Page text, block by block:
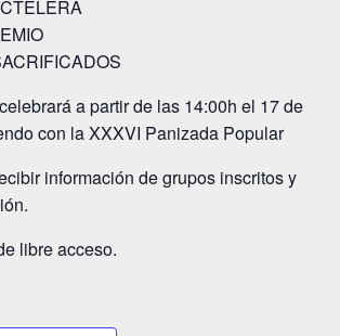
a partir de las 14:00h el 17 de
con la XXXVI Panizada Popular
información de grupos inscritos y
libre acceso.